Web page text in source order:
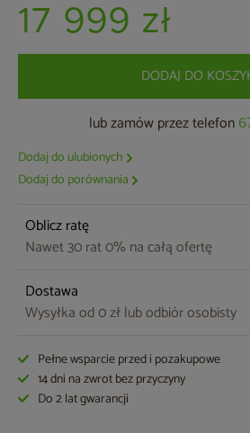
17 999 zł
DODAJ DO
lub zamów przez telefon
Dodaj do ulubionych
Dodaj do porównania
Oblicz ratę
Nawet 30 rat 0% na całą ofertę
Dostawa
Wysyłka od 0 zł lub odbiór osobisty
Pełne wsparcie przed i pozakupowe
14 dni na zwrot bez przyczyny
Do 2 lat gwarancji